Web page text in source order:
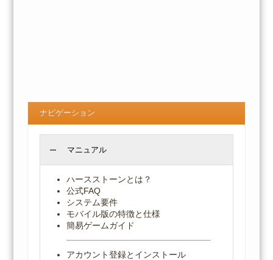
ナビゲーション
マニュアル
ハースストーンとは？
公式FAQ
システム要件
モバイル版の特徴と仕様
簡易ゲームガイド
アカウント登録とインストール